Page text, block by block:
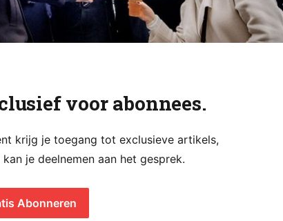
voor abonnees.
krijg je toegang tot exclusieve artikels,
je deelnemen aan het gesprek.
Abonneren